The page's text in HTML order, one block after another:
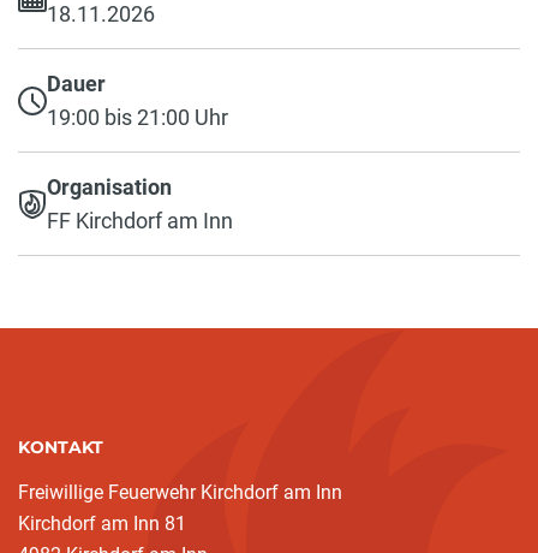
18.11.2026
Dauer
19:00 bis 21:00 Uhr
Organisation
FF Kirchdorf am Inn
KONTAKT
Freiwillige Feuerwehr Kirchdorf am Inn
Kirchdorf am Inn 81